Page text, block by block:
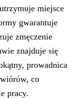
miejsce
gwarantuje
zmęczenie
znajduje się
prowadnica
co
pracy.